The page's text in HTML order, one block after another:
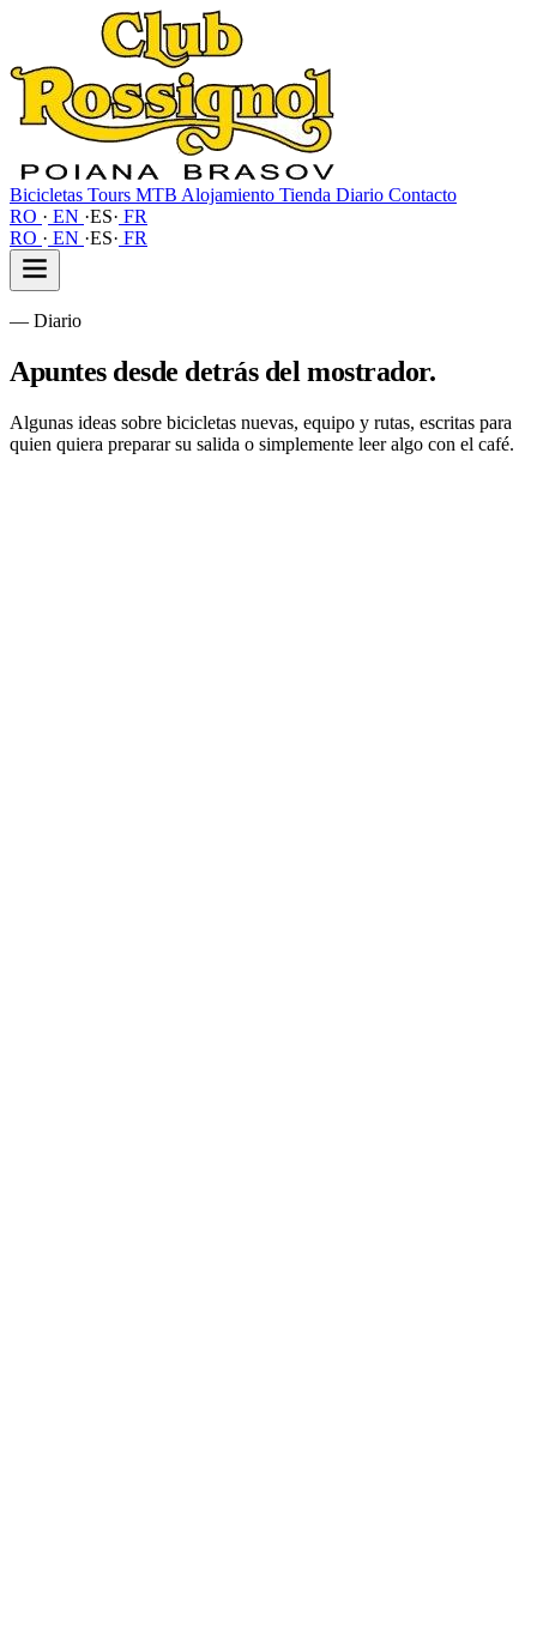
Bicicletas Tours MTB Alojamiento Tienda Diario Contacto
RO · EN ·ES· FR
RO · EN ·ES· FR
— Diario
Apuntes desde detrás del mostrador.
Algunas ideas sobre bicicletas nuevas, equipo y rutas, escritas para
quien quiera preparar su salida o simplemente leer algo con el café.